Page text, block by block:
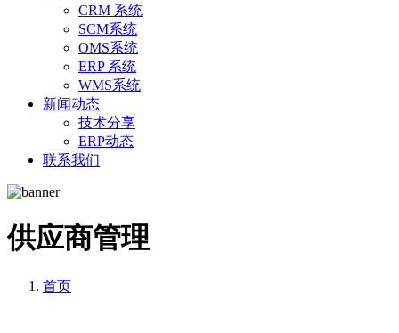
CRM 系统
SCM系统
OMS系统
ERP 系统
WMS系统
新闻动态
技术分享
ERP动态
联系我们
供应商管理
首页